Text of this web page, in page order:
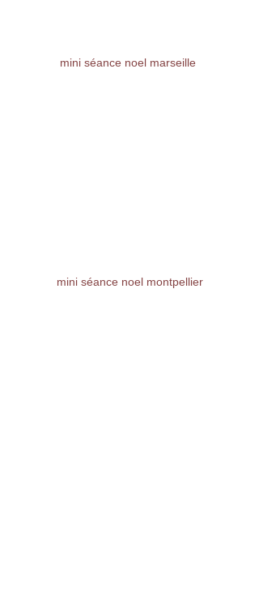
mini séance noel marseille
mini séance noel montpellier